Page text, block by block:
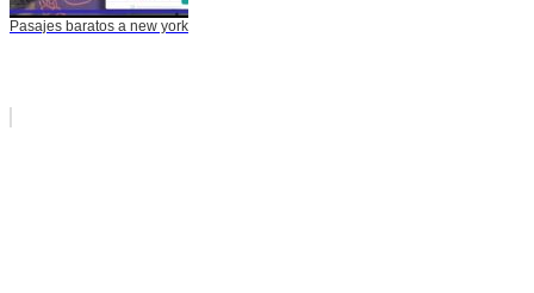
Pasajes baratos a new york